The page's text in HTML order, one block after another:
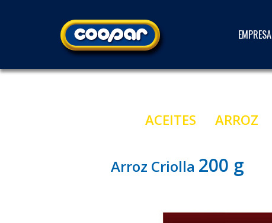
EMPRESA
ACEITES ARROZ
Arroz Criolla 200 g